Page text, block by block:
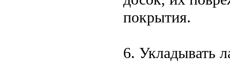
покрытия.
6. Укладывать